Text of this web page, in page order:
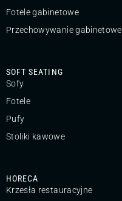
Fotele gabinetowe
Przechowywanie gabinetowe
SOFT SEATING
Sofy
Fotele
Pufy
Stoliki kawowe
HORECA
Krzesła restauracyjne